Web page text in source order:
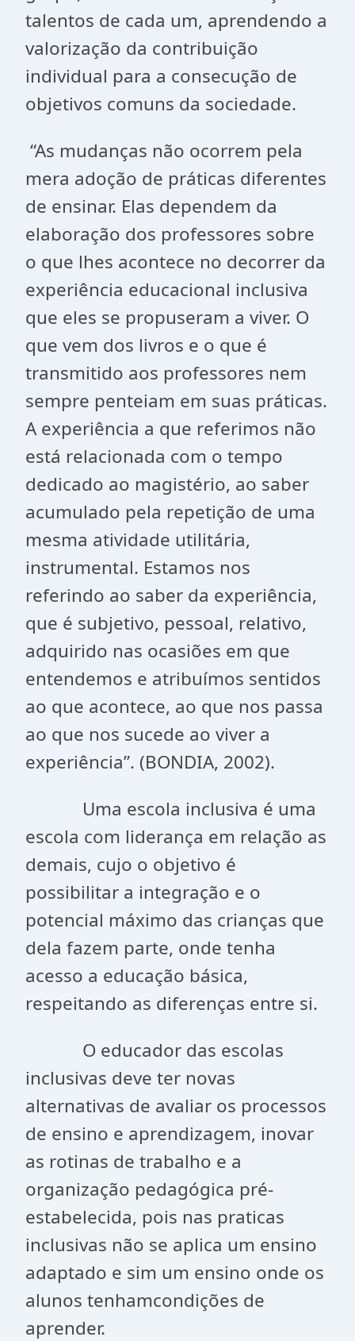
talentos de cada um, aprendendo a
valorização da contribuição
individual para a consecução de
objetivos comuns da sociedade.
“As mudanças não ocorrem pela
mera adoção de práticas diferentes
de ensinar. Elas dependem da
elaboração dos professores sobre
o que lhes acontece no decorrer da
experiência educacional inclusiva
que eles se propuseram a viver. O
que vem dos livros e o que é
transmitido aos professores nem
sempre penteiam em suas práticas.
A experiência a que referimos não
está relacionada com o tempo
dedicado ao magistério, ao saber
acumulado pela repetição de uma
mesma atividade utilitária,
instrumental. Estamos nos
referindo ao saber da experiência,
que é subjetivo, pessoal, relativo,
adquirido nas ocasiões em que
entendemos e atribuímos sentidos
ao que acontece, ao que nos passa
ao que nos sucede ao viver a
experiência”. (BONDIA, 2002).
Uma escola inclusiva é uma
escola com liderança em relação as
demais, cujo o objetivo é
possibilitar a integração e o
potencial máximo das crianças que
dela fazem parte, onde tenha
acesso a educação básica,
respeitando as diferenças entre si.
O educador das escolas
inclusivas deve ter novas
alternativas de avaliar os processos
de ensino e aprendizagem, inovar
as rotinas de trabalho e a
organização pedagógica pré-
estabelecida, pois nas praticas
inclusivas não se aplica um ensino
adaptado e sim um ensino onde os
alunos tenhamcondições de
aprender.